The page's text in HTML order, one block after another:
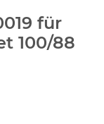
für
100/88